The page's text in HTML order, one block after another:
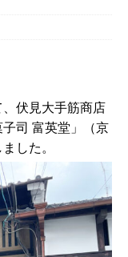
伏見大手筋商店
司 富英堂」（京
した。